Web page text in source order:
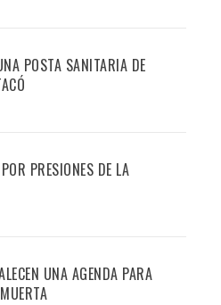
POSTA SANITARIA DE
PRESIONES DE LA
UNA AGENDA PARA